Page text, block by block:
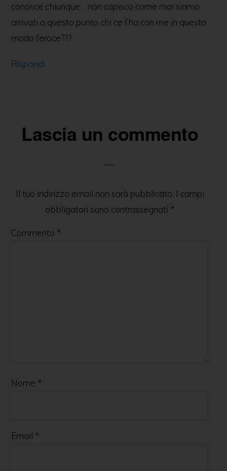
conosce chiunque… non capisco come mai siamo
arrivati a questo punto chi ce l’ha con me in questo
modo feroce???
Rispondi
Lascia un commento
Il tuo indirizzo email non sarà pubblicato. I campi
obbligatori sono contrassegnati *
Commento *
Nome *
Email *